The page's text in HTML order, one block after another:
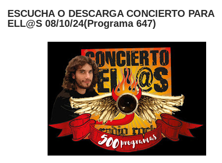
ESCUCHA O DESCARGA CONCIERTO PARA
ELL@S 08/10/24(Programa 647)